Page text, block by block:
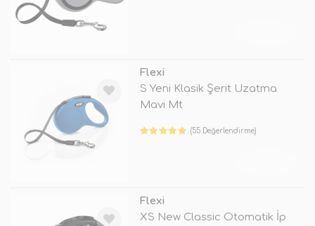
Flexi
S Yeni Klasik Şerit Uzatma
Mavi Mt
(55 Değerlendirme)
Flexi
XS New Classic Otomatik İp